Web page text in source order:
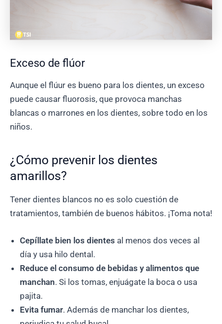
Exceso de flúor
Aunque el flúur es bueno para los dientes, un exceso
puede causar fluorosis, que provoca manchas
blancas o marrones en los dientes, sobre todo en los
niños.
¿Cómo prevenir los dientes
amarillos?
Tener dientes blancos no es solo cuestión de
tratamientos, también de buenos hábitos. ¡Toma nota!
Cepíllate bien los dientes al menos dos veces al
día y usa hilo dental.
Reduce el consumo de bebidas y alimentos que
manchan. Si los tomas, enjuágate la boca o usa
pajita.
Evita fumar. Además de manchar los dientes,